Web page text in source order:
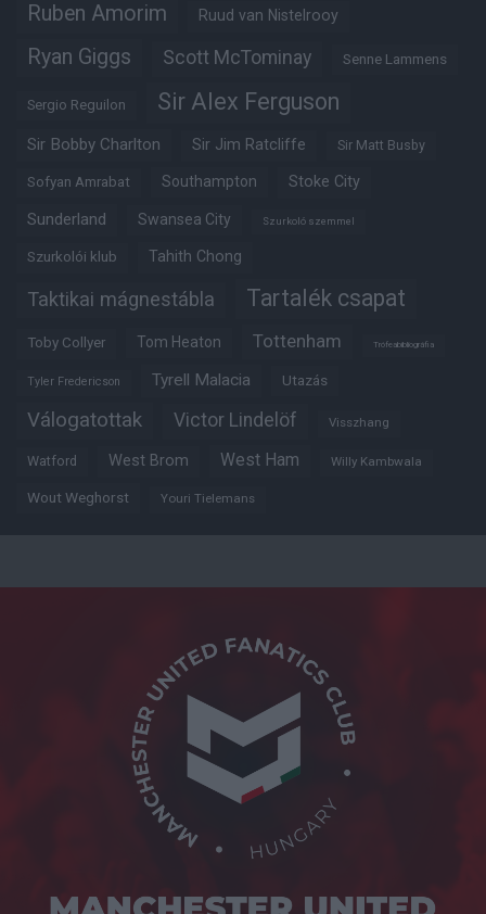
Ruben Amorim Ruud van Nistelrooy
Ryan Giggs Scott McTominay Senne Lammens
Sergio Reguilon Sir Alex Ferguson
Sir Bobby Charlton Sir Jim Ratcliffe Sir Matt Busby
Sofyan Amrabat Southampton Stoke City
Sunderland Swansea City Szurkoló szemmel
Szurkolói klub Tahith Chong
Taktikai mágnestábla Tartalék csapat
Toby Collyer Tom Heaton Tottenham Trófeabibliográfia
Tyler Fredericson Tyrell Malacia Utazás
Válogatottak Victor Lindelöf Visszhang
Watford West Brom West Ham Willy Kambwala
Wout Weghorst Youri Tielemans